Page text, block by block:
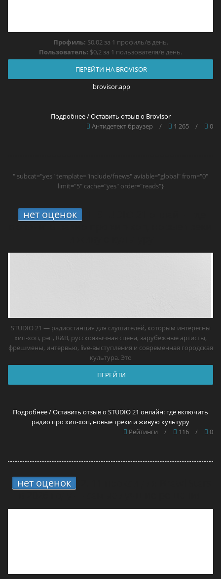
Профиль: $0,02 за 1 профиль/в день.
Пользователь: $0,2 за 1 пользователя/в день.
ПЕРЕЙТИ НА BROVISOR
brovisor.app
Подробнее / Оставить отзыв о Brovisor
Антидетект браузер
/ 1 265 / 0
" subcat="yes" template="include/fnews" aviable="global" from="0"
limit="5" cache="yes" order="reads"}
нет оценок
STUDIO 21 — радиостанция для слушателей, которым интересны
хип-хоп, рэп, R&B, русскоязычная сцена, зарубежные артисты,
фрешмены, интервью, live-выступления и современная городская
культура. Это
ПЕРЕЙТИ
Подробнее / Оставить отзыв о STUDIO 21 онлайн: где включить
радио про хип-хоп, новые треки и живую культуру
Рейтинги
/ 116 / 0
нет оценок